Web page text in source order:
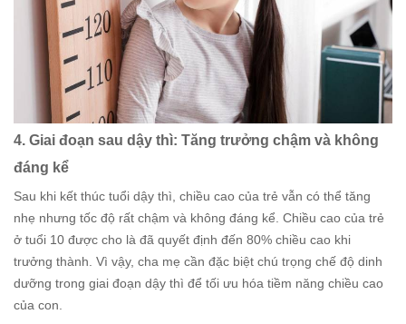
4. Giai đoạn sau dậy thì: Tăng trưởng chậm và không
đáng kể
Sau khi kết thúc tuổi dậy thì, chiều cao của trẻ vẫn có thể tăng
nhẹ nhưng tốc độ rất chậm và không đáng kể. Chiều cao của trẻ
ở tuổi 10 được cho là đã quyết định đến 80% chiều cao khi
trưởng thành. Vì vậy, cha mẹ cần đặc biệt chú trọng chế độ dinh
dưỡng trong giai đoạn dậy thì để tối ưu hóa tiềm năng chiều cao
của con.